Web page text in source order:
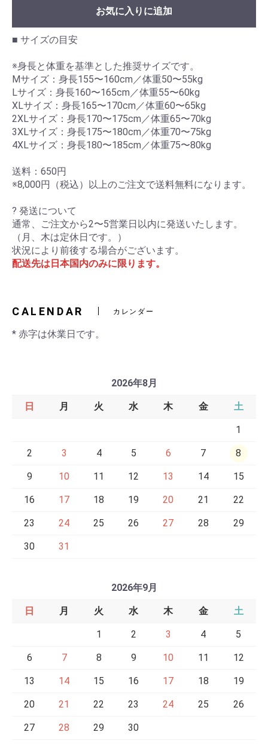
お気に入りに追加
■ サイズの目安
※身長と体重を基準とした推奨サイズです。
Mサイズ：身長155〜160cm／体重50〜55kg
Lサイズ：身長160〜165cm／体重55〜60kg
XLサイズ：身長165〜170cm／体重60〜65kg
2XLサイズ：身長170〜175cm／体重65〜70kg
3XLサイズ：身長175〜180cm／体重70〜75kg
4XLサイズ：身長180〜185cm／体重75〜80kg
送料：650円
※8,000円（税込）以上のご注文で送料無料になります。
? 発送について
通常、ご注文から2〜5営業日以内に発送いたします。
（月、木は定休日です。）
状況により前後する場合がございます。
配送先は日本国内のみに限ります。
CALENDAR カレンダー
* 赤字は休業日です。
2026年8月
日 月 火 水 木 金 土
1
2 3 4 5 6 7 8
9 10 11 12 13 14 15
16 17 18 19 20 21 22
23 24 25 26 27 28 29
30 31
2026年9月
日 月 火 水 木 金 土
1 2 3 4 5
6 7 8 9 10 11 12
13 14 15 16 17 18 19
20 21 22 23 24 25 26
27 28 29 30